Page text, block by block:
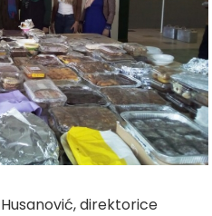
direktorice